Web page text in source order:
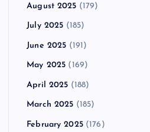
August 2025 (179)
July 2025 (185)
June 2025 (191)
May 2025 (169)
April 2025 (188)
March 2025 (185)
February 2025(176)